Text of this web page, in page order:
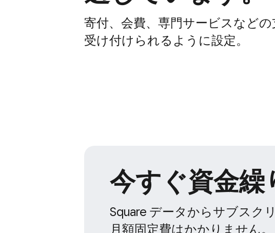
寄付、​会費、​専門サービスなど
受け付けられるように​設定。
今すぐ​資金繰
Square データから​サブスク
月額固定費は​かかりません。